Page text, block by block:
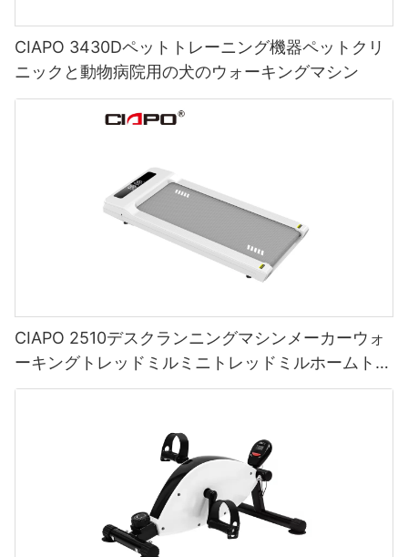
CIAPO 3430Dペットトレーニング機器ペットクリ
ニックと動物病院用の犬のウォーキングマシン
CIAPO 2510デスクランニングマシンメーカーウォ
ーキングトレッドミルミニトレッドミルホームトレ
ッドミル